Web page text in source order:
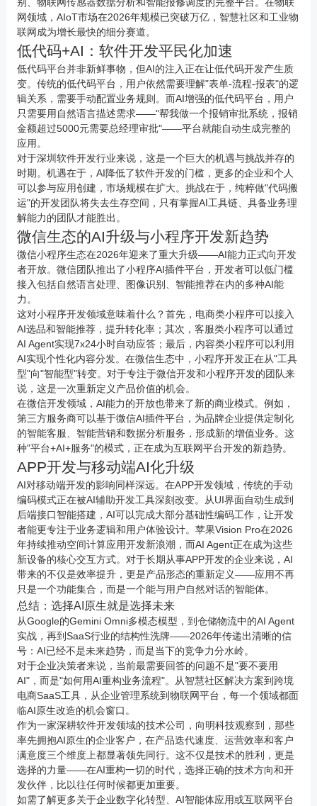
网领域，AIoT市场在2026年规模已突破万亿，智慧社区和工业物
联网成为增长最快的细分赛道。
低代码+AI：软件开发平民化加速
低代码平台并非新鲜事物，但AI的注入正在让低代码开发产生质
变。传统的低代码平台，用户依然需要理解"表单-流程-报表"的逻
辑关系，需要手动配置业务规则。而AI增强的低代码平台，用户
只需要用自然语言描述需求——"帮我做一个报销审批系统，报销
金额超过5000元需要总经理审批"——平台就能自动生成完整的
应用。
对于深圳软件开发行业来说，这是一个巨大的机遇与挑战并存的
时期。机遇在于，AI降低了软件开发的门槛，更多的企业和个人
可以参与应用创建，市场规模在扩大。挑战在于，纯粹做"代码搬
运"的开发团队将失去生存空间，只有掌握AI工具链、具备业务理
解能力的团队才能胜出。
微信生态的AI升级与小程序开发新趋势
微信小程序生态在2026年迎来了重大升级——AI能力正式向开发
者开放。微信团队推出了小程序AI插件平台，开发者可以低门槛
接入包括自然语言处理、图像识别、智能推荐在内的多种AI能
力。
这对小程序开发领域意味着什么？首先，电商类小程序可以接入
AI选品和智能推荐，提升转化率；其次，客服类小程序可以通过
AI Agent实现7x24小时自动应答；最后，内容类小程序可以利用
AI实现个性化内容分发。在微信生态中，小程序开发正在从"工具
型"向"智能型"转变。对于专注于微信开发和小程序开发的团队来
说，这是一次重新定义产品价值的机会。
在微信开发领域，AI能力的开放也带来了新的商业模式。例如，
第三方服务商可以基于微信AI插件平台，为品牌企业提供定制化
的智能客服、智能营销和数据分析服务，形成新的增值业务。这
种"平台+AI+服务"的模式，正在成为互联网平台开发的新趋势。
APP开发与移动端AI化升级
AI对移动端开发的影响同样深远。在APP开发领域，传统的手动
编码模式正在被AI辅助开发工具深刻改变。从UI界面自动生成到
后端接口智能搭建，AI可以完成大部分基础性编码工作，让开发
者能更专注于业务逻辑和用户体验设计。苹果Vision Pro在2026
年持续推动空间计算应用开发新浪潮，而AI Agent正在成为这些
新设备的核心交互方式。对于长期从事APP开发的企业来说，AI
带来的不仅是效率提升，更是产品形态的重新定义——应用不再
只是一个功能集合，而是一个能与用户自然对话的智能体。
总结：选择AI原生就是选择未来
从Google的Gemini Omni多模态模型，到仓储物流中的AI Agent
实战，再到SaaS行业的结构性洗牌——2026年传递出清晰的信
号：AI已经不是未来趋势，而是当下的竞争力分水岭。
对于企业决策者来说，当前最需要回答的问题不是"要不要用
AI"，而是"如何用AI重构业务流程"。从智慧社区解决方案到跨境
电商SaaS工具，从企业管理系统到物联网平台，每一个领域都面
临AI原生改造的机会窗口。
作为一家深耕软件开发领域的技术公司， 向明科技观察到，那些
率先拥抱AI原生的企业客户，在产品迭代速度、运营效率和客户
满意度三个维度上都显著领先同行。这不仅是技术的胜利，更是
选择的力量——在AI重构一切的时代，选择正确的技术方向和开
发伙伴，比以往任何时候都更加重要。
如需了解更多关于企业数字化转型、AI智能体应用或互联网平台